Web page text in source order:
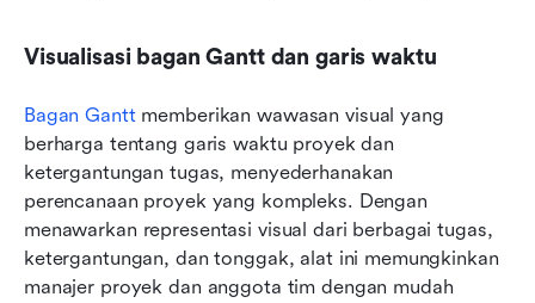
Visualisasi bagan Gantt dan garis waktu
Bagan Gantt memberikan wawasan visual yang
berharga tentang garis waktu proyek dan
ketergantungan tugas, menyederhanakan
perencanaan proyek yang kompleks. Dengan
menawarkan representasi visual dari berbagai tugas,
ketergantungan, dan tonggak, alat ini memungkinkan
manajer proyek dan anggota tim dengan mudah